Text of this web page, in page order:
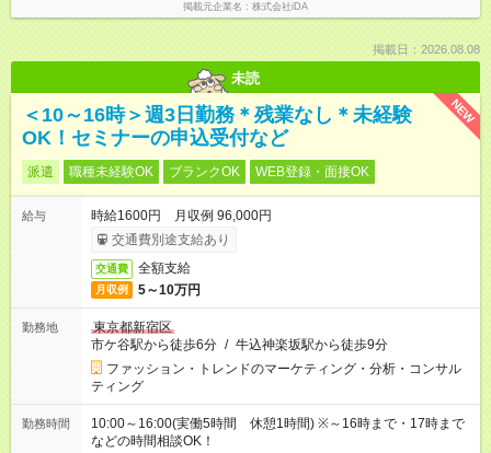
掲載元企業名 株式会社iDA
掲載日：2026.08.08
未読
NEW
＜10～16時＞週3日勤務＊残業なし＊未経験
OK！セミナーの申込受付など
派遣 職種未経験OK ブランクOK WEB登録・面接OK
給与
時給1600円 月収例 96,000円
交通費別途支給あり
交通費 全額支給
月収例 5～10万円
勤務地
東京都新宿区
市ケ谷駅から徒歩6分 / 牛込神楽坂駅から徒歩9分
ファッション・トレンドのマーケティング・分析・コンサル
ティング
勤務時間
10:00～16:00(実働5時間 休憩1時間) ※～16時まで・17時まで
などの時間相談OK！